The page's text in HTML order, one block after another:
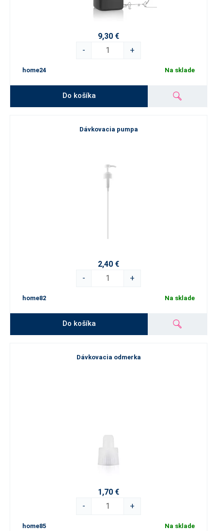
9,30 €
-
+
home24 Na sklade
Do košíka
Dávkovacia pumpa
2,40 €
-
+
home82 Na sklade
Do košíka
Dávkovacia odmerka
1,70 €
-
+
home85 Na sklade